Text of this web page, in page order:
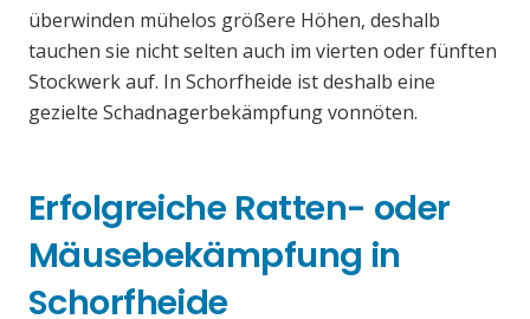
überwinden mühelos größere Höhen, deshalb
tauchen sie nicht selten auch im vierten oder fünften
Stockwerk auf. In Schorfheide ist deshalb eine
gezielte Schadnagerbekämpfung vonnöten.
Erfolgreiche Ratten- oder
Mäusebekämpfung in
Schorfheide